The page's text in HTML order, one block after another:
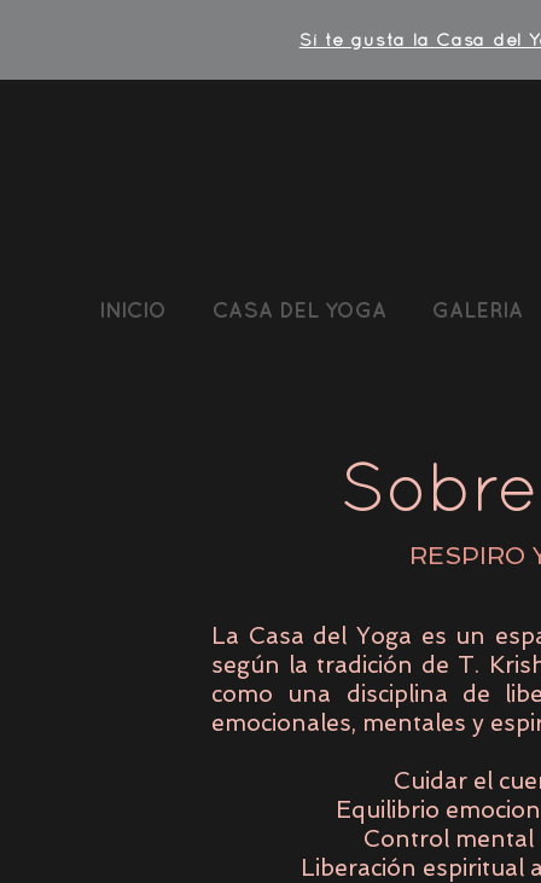
Si te gusta la Casa del
INICIO CASA DEL YOGA GALERIA
RESPIRO
La Casa del Yoga es un
según la tradición de T.
como una disciplina de
emocionales, mentales y
Cuidar el
Equilibrio
Control mental
Liberación espiritual